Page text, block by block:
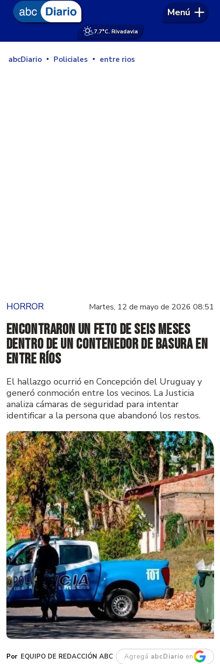
7.7°C. Rivadavia
Menú
abcDiario Policiales entre rios
HORROR Martes, 12 de mayo de 2026 08:51
Encontraron un feto de seis meses
dentro de un contenedor de basura en
Entre Ríos
El hallazgo ocurrió en Concepción del Uruguay y
generó conmoción entre los vecinos. La Justicia
analiza cámaras de seguridad para intentar
identificar a la persona que abandonó los restos.
EQUIPO DE REDACCIÓN ABC Agregá abcDiario en